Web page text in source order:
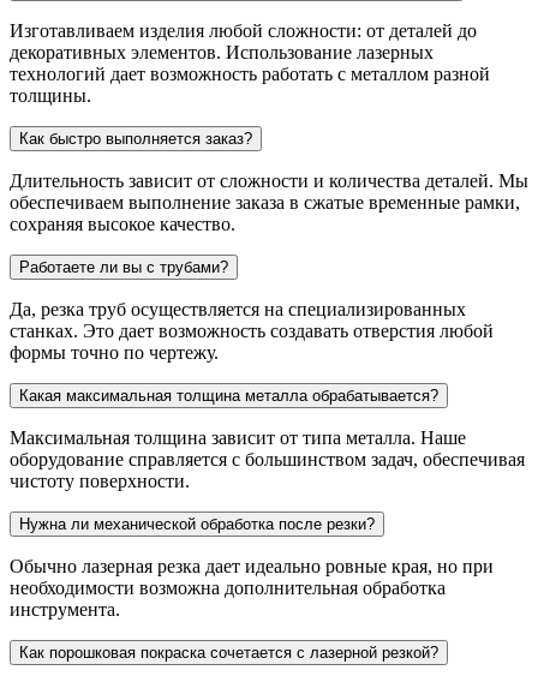
Изготавливаем изделия любой сложности: от деталей до
декоративных элементов. Использование лазерных
технологий дает возможность работать с металлом разной
толщины.
Как быстро выполняется заказ?
Длительность зависит от сложности и количества деталей. Мы
обеспечиваем выполнение заказа в сжатые временные рамки,
сохраняя высокое качество.
Работаете ли вы с трубами?
Да, резка труб осуществляется на специализированных
станках. Это дает возможность создавать отверстия любой
формы точно по чертежу.
Какая максимальная толщина металла обрабатывается?
Максимальная толщина зависит от типа металла. Наше
оборудование справляется с большинством задач, обеспечивая
чистоту поверхности.
Нужна ли механической обработка после резки?
Обычно лазерная резка дает идеально ровные края, но при
необходимости возможна дополнительная обработка
инструмента.
Как порошковая покраска сочетается с лазерной резкой?